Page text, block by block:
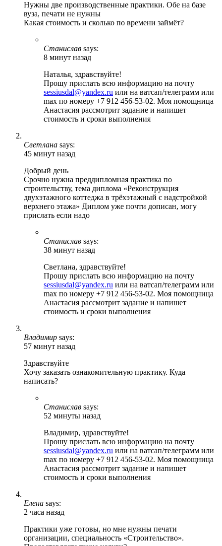
Нужны две производственные практики. Обе на базе
вуза, печати не нужны
Какая стоимость и сколько по времени займёт?
Станислав says:
8 минут назад
Наталья, здравствуйте!
Прошу прислать всю информацию на почту
sessiusdal@yandex.ru или на ватсап/телеграмм или
max по номеру +7 912 456-53-02. Моя помощница
Анастасия рассмотрит задание и напишет
стоимость и сроки выполнения
Светлана says:
45 минут назад
Добрый день
Срочно нужна преддипломная практика по
строительству, тема диплома «Реконструкция
двухэтажного коттеджа в трёхэтажный с надстройкой
верхнего этажа» Диплом уже почти дописан, могу
прислать если надо
Станислав says:
38 минут назад
Светлана, здравствуйте!
Прошу прислать всю информацию на почту
sessiusdal@yandex.ru или на ватсап/телеграмм или
max по номеру +7 912 456-53-02. Моя помощница
Анастасия рассмотрит задание и напишет
стоимость и сроки выполнения
Владимир says:
57 минут назад
Здравствуйте
Хочу заказать ознакомительную практику. Куда
написать?
Станислав says:
52 минуты назад
Владимир, здравствуйте!
Прошу прислать всю информацию на почту
sessiusdal@yandex.ru или на ватсап/телеграмм или
max по номеру +7 912 456-53-02. Моя помощница
Анастасия рассмотрит задание и напишет
стоимость и сроки выполнения
Елена says:
2 часа назад
Практики уже готовы, но мне нужны печати
организации, специальность «Строительство».